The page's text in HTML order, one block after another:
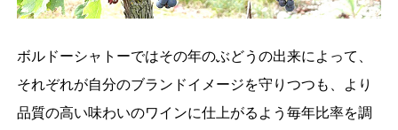
ボルドーシャトーではその年のぶどうの出来によって、
それぞれが自分のブランドイメージを守りつつも、より
品質の高い味わいのワインに仕上がるよう毎年比率を調